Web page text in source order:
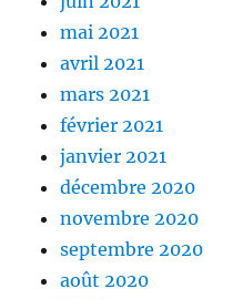
mai 2021
avril 2021
mars 2021
février 2021
janvier 2021
décembre 2020
novembre 2020
septembre 2020
août 2020